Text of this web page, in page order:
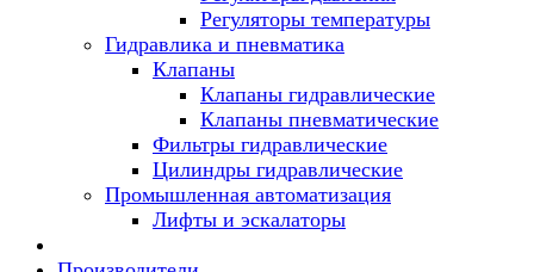
Регуляторы температуры
Гидравлика и пневматика
Клапаны
Клапаны гидравлические
Клапаны пневматические
Фильтры гидравлические
Цилиндры гидравлические
Промышленная автоматизация
Лифты и эскалаторы